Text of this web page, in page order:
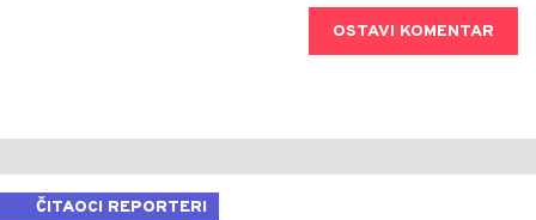
OSTAVI KOMENTAR
ČITAOCI REPORTERI